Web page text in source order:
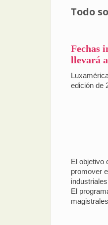
Todo
Fechas
llevará
edición de
El objetivo
promover
El